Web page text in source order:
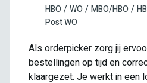
HBO
WO MBO/HBO
Post WO
Als orderpicker zorg jij
bestellingen op tijd en
klaargezet. Je werkt in een